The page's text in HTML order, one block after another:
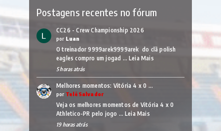
Postagens recentes no fórum
CC26 - Crew Championship 2026
por Luan
O treinador 9999arek9999arek do clã polish
eagles compro um jogad … Leia Mais
5 horas atrás
Melhores momentos: Vitória 4 x 0 …
por TelêSalvador
Veja os melhores momentos de Vitória 4 x 0
Athletico-PR pelo jogo … Leia Mais
19 horas atrás